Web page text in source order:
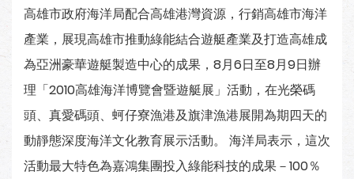
高雄市政府海洋局配合高雄港灣資源，行銷高雄市海洋
產業，展現高雄市推動綠能結合遊艇產業及打造高雄成
為亞洲豪華遊艇製造中心的成果，8月6日至8月9日辦
理「2010高雄海洋博覽會暨遊艇展」活動，在光榮碼
頭、真愛碼頭、蚵仔寮漁港及旗津漁港展開為期四天的
動靜態深度海洋文化教育展示活動。 海洋局表示，這次
活動最大特色為嘉鴻集團投入綠能科技的成果－100％